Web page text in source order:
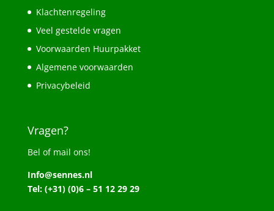
Klachtenregeling
Veel gestelde vragen
Voorwaarden Huurpakket
Algemene voorwaarden
Privacybeleid
Vragen?
Bel of mail ons!
Info@sennes.nl
Tel: (+31) (0)6 – 51 12 29 29